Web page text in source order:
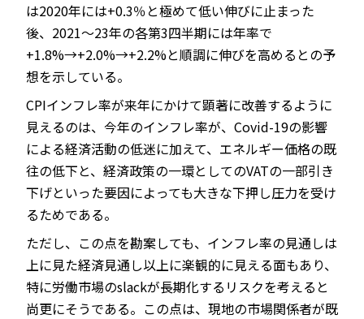
は2020年には+0.3％と極めて低い伸びに止まった
後、2021～23年の各第3四半期には年率で
+1.8%→+2.0%→+2.2%と順調に伸びを高めるとの予
想を示している。
CPIインフレ率が来年にかけて顕著に改善するように
見えるのは、今年のインフレ率が、Covid-19の影響
による経済活動の低迷に加えて、エネルギー価格の既
往の低下と、経済政策の一環としてのVATの一部引き
下げといった要因によっても大きな下押し圧力を受け
るためである。
ただし、この点を勘案しても、インフレ率の見通しは
上に見た経済見通し以上に楽観的に見える面もあり、
特に労働市場のslackが長期化するリスクを考えると
尚更にそうである。この点は、現地の市場関係者が既